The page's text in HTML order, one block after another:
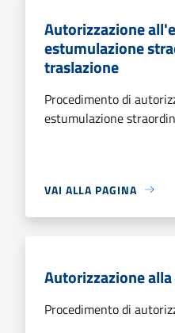
Autorizzazione
estumulazione
traslazione
Procedimento di
estumulazione
VAI ALLA PAGINA
Autorizzazione
Procedimento di